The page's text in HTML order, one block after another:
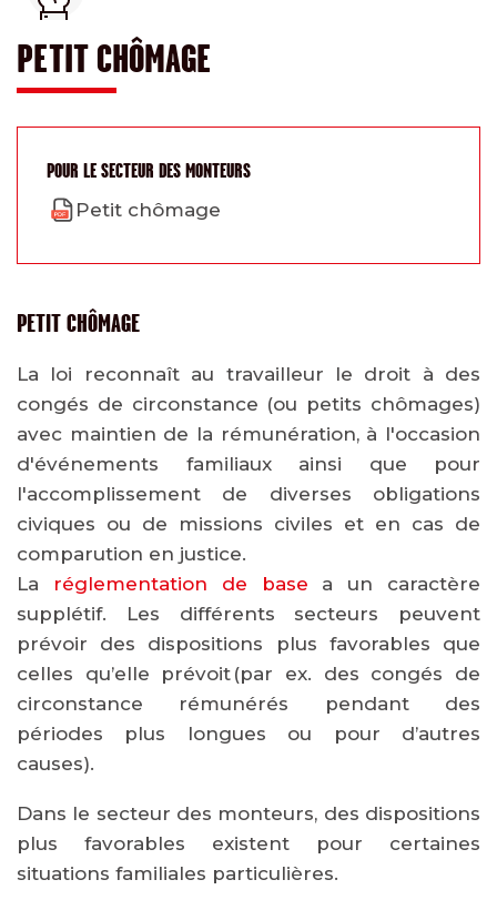
PETIT CHÔMAGE
POUR LE SECTEUR DES MONTEURS
Petit chômage
PETIT CHÔMAGE
La loi reconnaît au travailleur le droit à des
congés de circonstance (ou petits chômages)
avec maintien de la rémunération, à l'occasion
d'événements familiaux ainsi que pour
l'accomplissement de diverses obligations
civiques ou de missions civiles et en cas de
comparution en justice.
La
réglementation de base a un caractère
supplétif. Les différents secteurs peuvent
prévoir des dispositions plus favorables que
celles qu’elle prévoit (par ex. des congés de
circonstance rémunérés pendant des
périodes plus longues ou pour d’autres
causes).
Dans le secteur des monteurs, des dispositions
plus favorables existent pour certaines
situations familiales particulières.